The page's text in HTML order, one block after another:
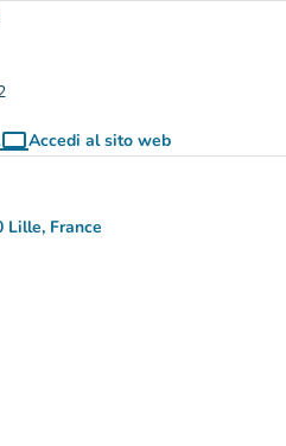
computerAccedi al sito web
(nuova scheda)
Lille, France
Maps)